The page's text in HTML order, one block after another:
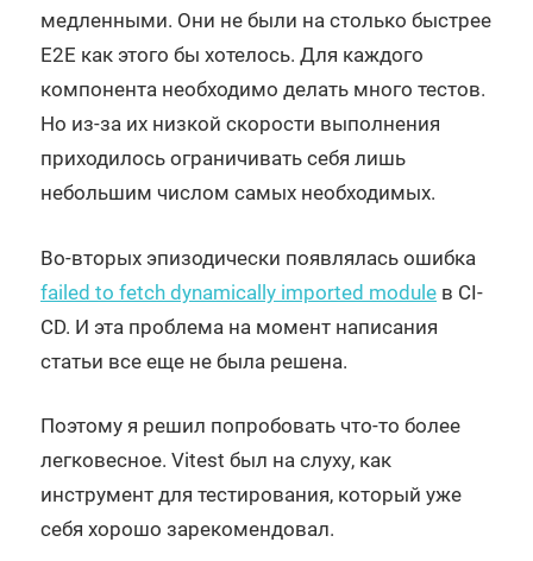
медленными. Они не были на столько быстрее
E2E как этого бы хотелось. Для каждого
компонента необходимо делать много тестов.
Но из-за их низкой скорости выполнения
приходилось ограничивать себя лишь
небольшим числом самых необходимых.
Во-вторых эпизодически появлялась ошибка
failed to fetch dynamically imported module в CI-
CD. И эта проблема на момент написания
статьи все еще не была решена.
Поэтому я решил попробовать что-то более
легковесное. Vitest был на слуху, как
инструмент для тестирования, который уже
себя хорошо зарекомендовал.